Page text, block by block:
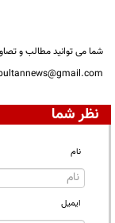
شما می توانید مطالب و
نظر شما
نام
ایمیل